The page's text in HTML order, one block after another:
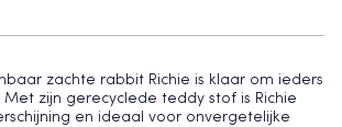
zachte rabbit Richie is klaar om ieders
zijn gerecyclede teddy stof is Richie
en ideaal voor onvergetelijke